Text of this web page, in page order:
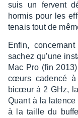
suis un fervent
hormis pour les
tenais tout de
Enfin,
sachez qu’une
Mac Pro (fin
cœurs cadencé
bicœur à 2 GHz,
Quant à la
à la taille du